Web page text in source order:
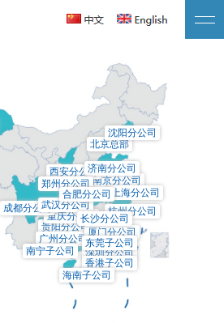
联系我们
北京总部
贵阳分公司
南京分公司
广州分公司
深圳分公司
重庆分公司
成都分公司武汉分公司
上海分公司
西安分公司济南分公司
厦门分公司
香港子公司
东莞子公司
南宁子公司
海南子公司
杭州分公司
郑州分公司
合肥分公司
沈阳分公司
长沙分公司